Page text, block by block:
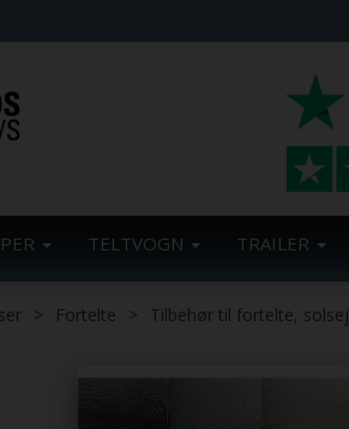
TELTVOGN TRAILER
Fortelte Tilbehør til fortelte,